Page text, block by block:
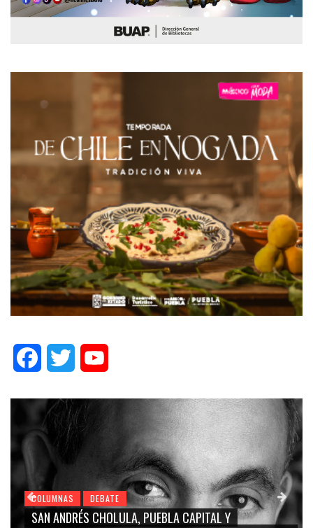
FacebookTwitter
COLUMNAS DEBATE
GRACE PALOMARES, NAY SALVATORI, SERGIO MAYER,